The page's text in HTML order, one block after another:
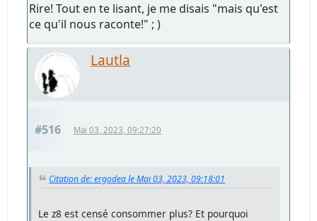
Rire! Tout en te lisant, je me disais "mais qu'est
ce qu'il nous raconte!" ; )
Lautla
#516 Mai 03, 2023, 09:27:20
Citation de: ergodea le Mai 03, 2023, 09:18:01
Le z8 est censé consommer plus? Et pourquoi